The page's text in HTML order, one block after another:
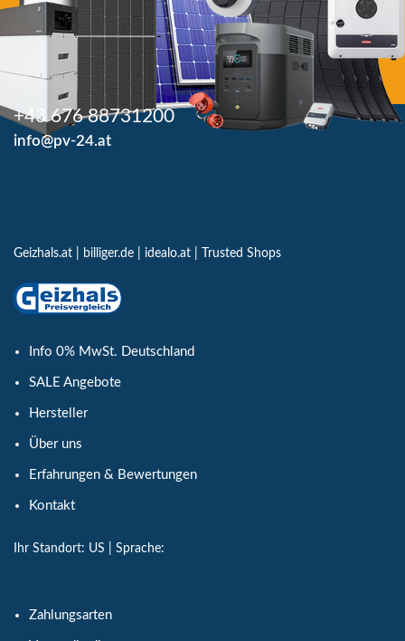
+43 676 88731200
info@pv-24.at
Geizhals.at billiger.de idealo.at Trusted Shops
Info 0% MwSt. Deutschland
SALE Angebote
Hersteller
Über uns
Erfahrungen & Bewertungen
Kontakt
Ihr Standort: US | Sprache:
Zahlungsarten